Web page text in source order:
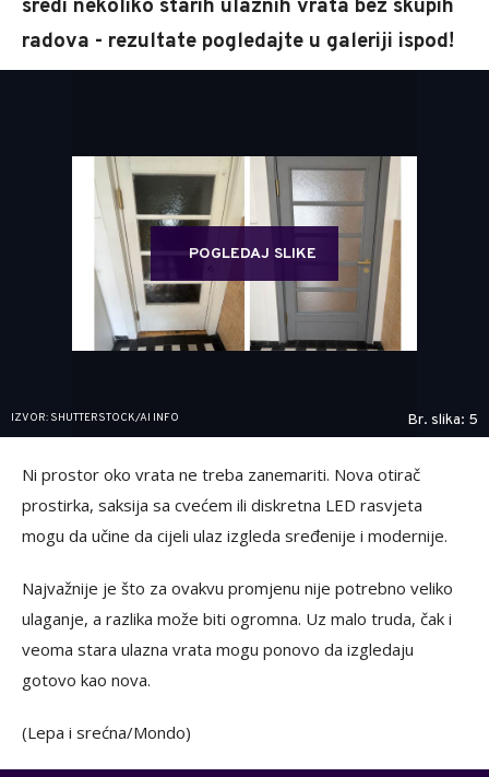
sredi nekoliko starih ulaznih vrata bez skupih
radova - rezultate pogledajte u galeriji ispod!
POGLEDAJ SLIKE
IZVOR: SHUTTERSTOCK/AI INFO Br. slika: 5
Ni prostor oko vrata ne treba zanemariti. Nova otirač
prostirka, saksija sa cvećem ili diskretna LED rasvjeta
mogu da učine da cijeli ulaz izgleda sređenije i modernije.
Najvažnije je što za ovakvu promjenu nije potrebno veliko
ulaganje, a razlika može biti ogromna. Uz malo truda, čak i
veoma stara ulazna vrata mogu ponovo da izgledaju
gotovo kao nova.
(Lepa i srećna/Mondo)